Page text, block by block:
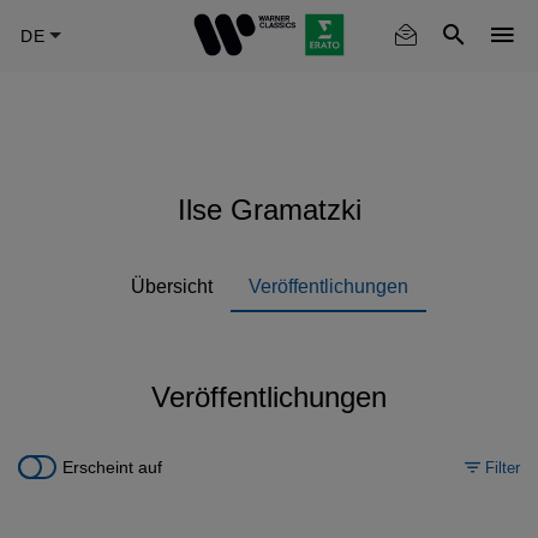
Ilse Gramatzki
Übersicht Veröffentlichungen
Veröffentlichungen
Erscheint auf Filter